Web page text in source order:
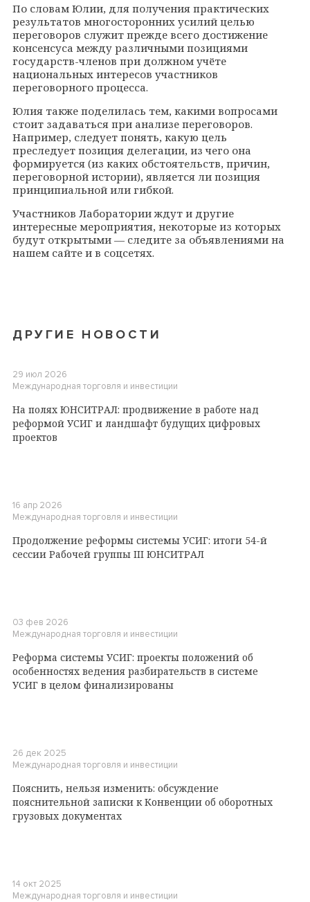
По словам Юлии, для получения практических
результатов многосторонних усилий целью
переговоров служит прежде всего достижение
консенсуса между различными позициями
государств-членов при должном учёте
национальных интересов участников
переговорного процесса.
Юлия также поделилась тем, какими вопросами
стоит задаваться при анализе переговоров.
Например, следует понять, какую цель
преследует позиция делегации, из чего она
формируется (из каких обстоятельств, причин,
переговорной истории), является ли позиция
принципиальной или гибкой.
Участников Лаборатории ждут и другие
интересные мероприятия, некоторые из которых
будут открытыми — следите за объявлениями на
нашем сайте и в соцсетях.
ДРУГИЕ НОВОСТИ
29 июл 2026
Международная торговля и инвестиции
На полях ЮНСИТРАЛ: продвижение в работе над
реформой УСИГ и ландшафт будущих цифровых
проектов
16 апр 2026
Международная торговля и инвестиции
Продолжение реформы системы УСИГ: итоги 54-й
сессии Рабочей группы III ЮНСИТРАЛ
03 фев 2026
Международная торговля и инвестиции
Реформа системы УСИГ: проекты положений об
особенностях ведения разбирательств в системе
УСИГ в целом финализированы
26 дек 2025
Международная торговля и инвестиции
Пояснить, нельзя изменить: обсуждение
пояснительной записки к Конвенции об оборотных
грузовых документах
14 окт 2025
Международная торговля и инвестиции